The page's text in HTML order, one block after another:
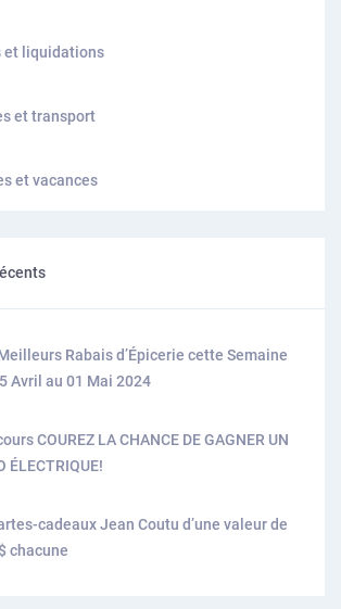
et liquidations
et transport
et vacances
Rabais d’Épicerie cette Semaine
Avril au 01 Mai 2024
COUREZ LA CHANCE DE GAGNER UN
ÉLECTRIQUE!
cadeaux Jean Coutu d’une valeur de
chacune